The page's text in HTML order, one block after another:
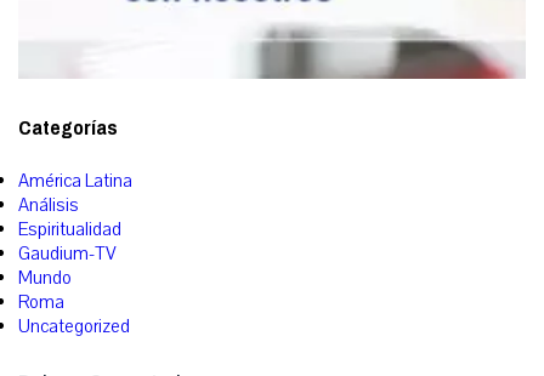
Categorías
América Latina
Análisis
Espiritualidad
Gaudium-TV
Mundo
Roma
Uncategorized